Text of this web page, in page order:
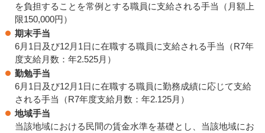
を負担することを常例とする職員に支給される手当（月額上
限150,000円）
期末手当
6月1日及び12月1日に在職する職員に支給される手当（R7年
度支給月数：年2.525月）
勤勉手当
6月1日及び12月1日に在職する職員に勤務成績に応じて支給
される手当（R7年度支給月数：年2.125月）
地域手当
当該地域における民間の賃金水準を基礎とし、当該地域にお